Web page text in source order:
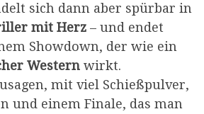
sich dann aber spürbar in
mit Herz – und endet
Showdown, der wie ein
Western wirkt.
mit viel Schießpulver,
und einem Finale, das man